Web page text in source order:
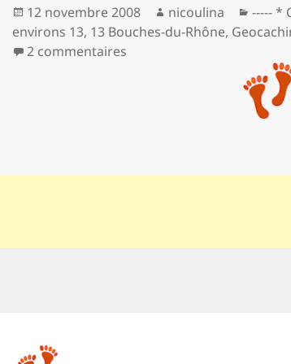
Publié
le
12 novembre 2008 Auteur
nicoulina ----- *
environs 13, 13 Bouches-du-Rhône,
2 commentaires